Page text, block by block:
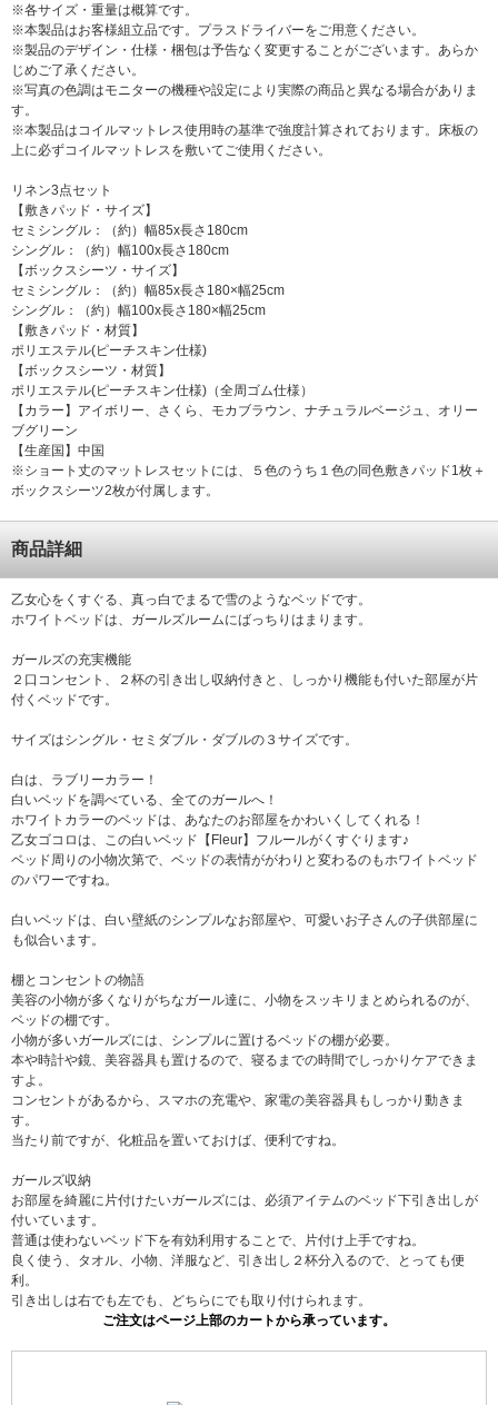
※各サイズ・重量は概算です。
※本製品はお客様組立品です。プラスドライバーをご用意ください。
※製品のデザイン・仕様・梱包は予告なく変更することがございます。あらか
じめご了承ください。
※写真の色調はモニターの機種や設定により実際の商品と異なる場合がありま
す。
※本製品はコイルマットレス使用時の基準で強度計算されております。床板の
上に必ずコイルマットレスを敷いてご使用ください。
リネン3点セット
【敷きパッド・サイズ】
セミシングル：（約）幅85x長さ180cm
シングル：（約）幅100x長さ180cm
【ボックスシーツ・サイズ】
セミシングル：（約）幅85x長さ180×幅25cm
シングル：（約）幅100x長さ180×幅25cm
【敷きパッド・材質】
ポリエステル(ピーチスキン仕様)
【ボックスシーツ・材質】
ポリエステル(ピーチスキン仕様)（全周ゴム仕様）
【カラー】アイボリー、さくら、モカブラウン、ナチュラルベージュ、オリー
ブグリーン
【生産国】中国
※ショート丈のマットレスセットには、５色のうち１色の同色敷きパッド1枚＋
ボックスシーツ2枚が付属します。
商品詳細
乙女心をくすぐる、真っ白でまるで雪のようなベッドです。
ホワイトベッドは、ガールズルームにばっちりはまります。
ガールズの充実機能
２口コンセント、２杯の引き出し収納付きと、しっかり機能も付いた部屋が片
付くベッドです。
サイズはシングル・セミダブル・ダブルの３サイズです。
白は、ラブリーカラー！
白いベッドを調べている、全てのガールへ！
ホワイトカラーのベッドは、あなたのお部屋をかわいくしてくれる！
乙女ゴコロは、この白いベッド【Fleur】フルールがくすぐります♪
ベッド周りの小物次第で、ベッドの表情ががわりと変わるのもホワイトベッド
のパワーですね。
白いベッドは、白い壁紙のシンプルなお部屋や、可愛いお子さんの子供部屋に
も似合います。
棚とコンセントの物語
美容の小物が多くなりがちなガール達に、小物をスッキリまとめられるのが、
ベッドの棚です。
小物が多いガールズには、シンプルに置けるベッドの棚が必要。
本や時計や鏡、美容器具も置けるので、寝るまでの時間でしっかりケアできま
すよ。
コンセントがあるから、スマホの充電や、家電の美容器具もしっかり動きま
す。
当たり前ですが、化粧品を置いておけば、便利ですね。
ガールズ収納
お部屋を綺麗に片付けたいガールズには、必須アイテムのベッド下引き出しが
付いています。
普通は使わないベッド下を有効利用することで、片付け上手ですね。
良く使う、タオル、小物、洋服など、引き出し２杯分入るので、とっても便
利。
引き出しは右でも左でも、どちらにでも取り付けられます。